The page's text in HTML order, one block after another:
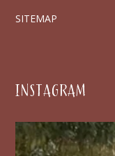
SITEMAP
INSTAGRAM